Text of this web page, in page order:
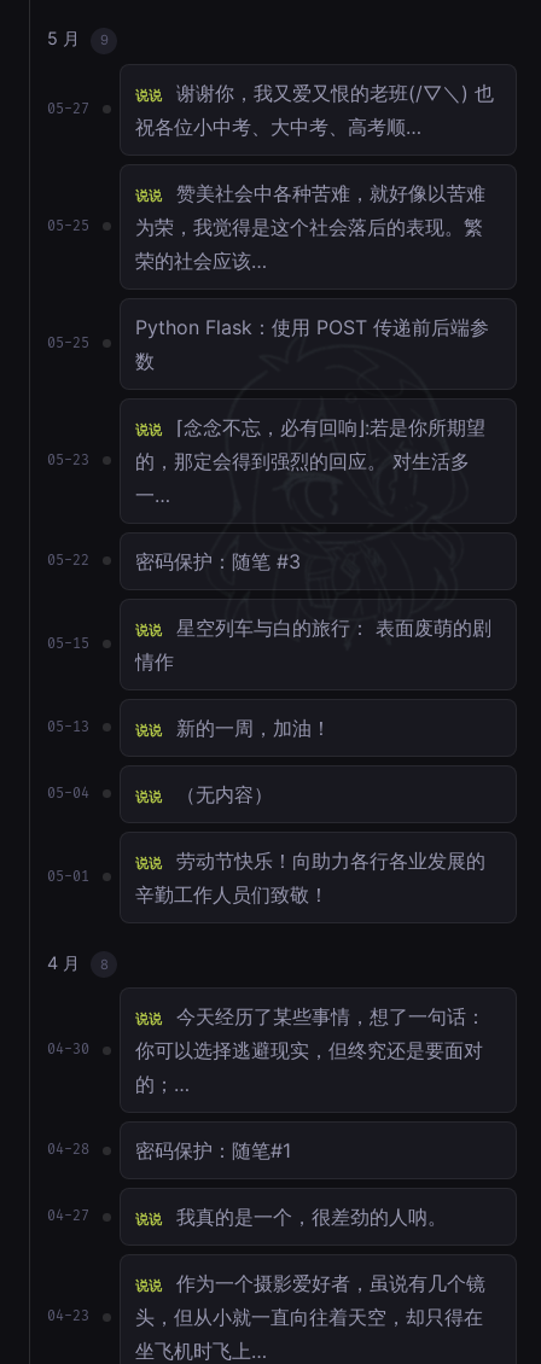
5 月 9
05-27
说说
谢谢你，我又爱又恨的老班(/▽＼) 也
祝各位小中考、大中考、高考顺…
05-25
说说
赞美社会中各种苦难，就好像以苦难
为荣，我觉得是这个社会落后的表现。繁
荣的社会应该…
05-25
Python Flask：使用 POST 传递前后端参
数
05-23
说说
⌈念念不忘，必有回响⌋:若是你所期望
的，那定会得到强烈的回应。 对生活多
一…
05-22 密码保护：随笔 #3
05-15
说说
星空列车与白的旅行： 表面废萌的剧
情作
05-13 说说 新的一周，加油！
05-04 说说 （无内容）
05-01
说说
劳动节快乐！向助力各行各业发展的
辛勤工作人员们致敬！
4 月 8
04-30
说说
今天经历了某些事情，想了一句话：
你可以选择逃避现实，但终究还是要面对
的；…
04-28 密码保护：随笔#1
04-27 说说 我真的是一个，很差劲的人呐。
04-23
说说
作为一个摄影爱好者，虽说有几个镜
头，但从小就一直向往着天空，却只得在
坐飞机时飞上…